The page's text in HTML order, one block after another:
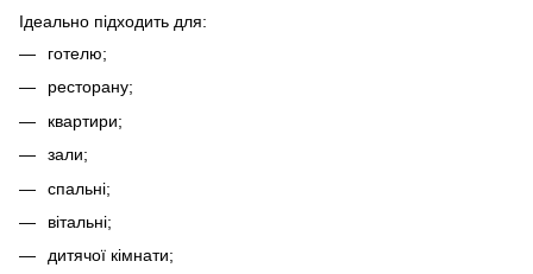
Ідеально підходить для:
готелю;
ресторану;
квартири;
зали;
спальні;
вітальні;
дитячої кімнати;